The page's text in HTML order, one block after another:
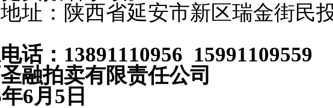
：陕西省延安市新区瑞金街民
话：13891110956 15991109559
拍卖有限责任公司
6月5日